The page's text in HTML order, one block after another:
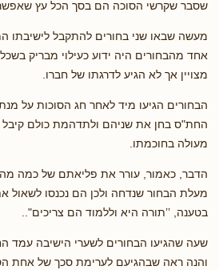
שסבר שקרשי הסוכה הם בסך הכל עץ שאפשר
מעשה שבאו שני בחורים להתקבל לישיבתו
אחד מהבחורים היה ידוע כעילוי מבריק
מצויין אך לא הגיע לדרגתו של חברו.
הבחורים הגיעו מיד לאחר חג הסוכות על
החת"ס בחן את שניהם ולתדהמת כולם
מעולה בחוכמתו.
הדבר, כאמור, עורר את פליאתם של כמה
מעלת הבחור שנדחה ולכן הם נכנסו
בטענה, ’’תורה היא וללמוד הם צריכים"..
שעה שהגיעו הבחורים לשערי הישיבה עמד
והנה ראה שבהגיעם לערימת סכך של אחת